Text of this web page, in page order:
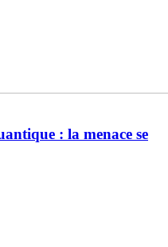
: la menace se